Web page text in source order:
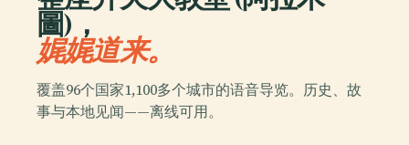
圖)，
娓娓道来。
覆盖96个国家1,100多个城市的语音导览。历史、故
事与本地见闻——离线可用。